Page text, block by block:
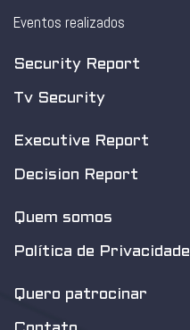
Eventos realizados
Security Report
Tv Security
Executive Report
Decision Report
Quem somos
Política de Privacidade
Quero patrocinar